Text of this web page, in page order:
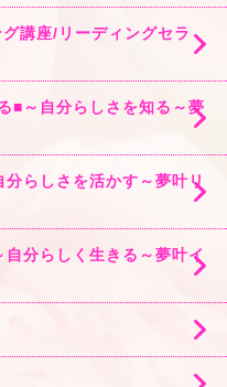
講座/リーディングセラ
■～自分らしさを知る～夢
らしさを活かす～夢叶リ
分らしく生きる～夢叶イ